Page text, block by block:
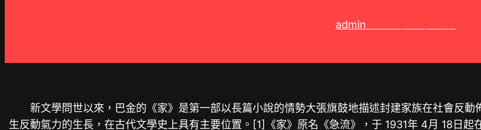
admin
新文學問世以來，巴金的《家》是第一部以長篇小說的情勢大張旗鼓地描述封建家族在社會反
生反動氣力的生長，在古代文學史上具有主要位置。[1]《家》原名《急流》，于 1931年 4月 18日